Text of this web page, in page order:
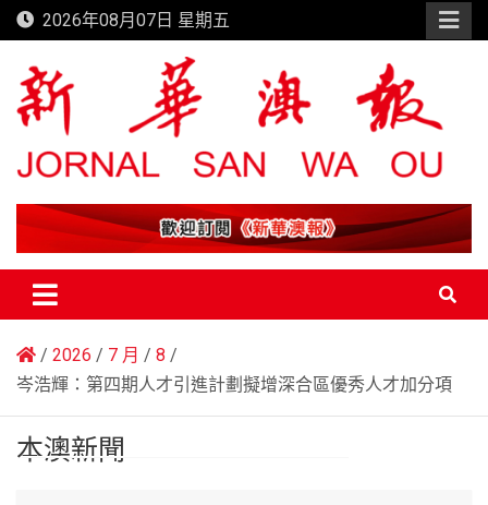
Skip
to
content
2026年08月07日 星期五
新華澳報
2026 7 月
8
岑浩輝：第四期人才引進計劃擬增深合區優秀人才加分項
本澳新聞